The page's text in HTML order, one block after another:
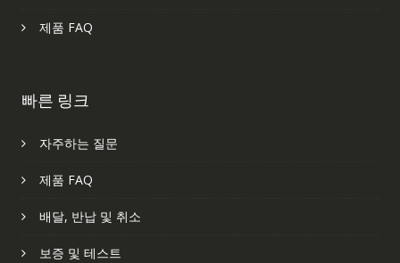
제품 FAQ
빠른 링크
자주하는 질문
제품 FAQ
배달, 반납 및 취소
보증 및 테스트